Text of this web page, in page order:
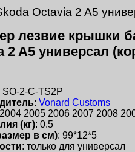
Octavia 2 A5
лезвие крышки
2 A5 универсал
SO-2-C-TS2P
: Vonard Customs
2005 2006 2007 2008
(кг): 0.5
в см): 99*12*5
: только для универсал